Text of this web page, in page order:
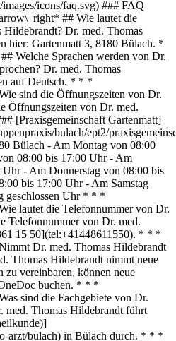
icons/faq.svg) ### FAQ
## Wie lautet die
Dr. med. Thomas
hier: Gartenmatt 3, 8180 Bülach. *
Welche Sprachen werden von Dr.
Dr. med. Thomas
auf Deutsch. * * *
sind die Öffnungszeiten von Dr.
Öffnungszeiten von Dr. med.
[Praxisgemeinschaft Gartenmatt]
bulach/ept2/
Bülach - Am Montag von 08:00
08:00 bis 17:00 Uhr - Am
- Am Donnerstag von 08:00 bis
bis 17:00 Uhr - Am Samstag
geschlossen Uhr * * *
lautet die Telefonnummer von Dr.
Telefonnummer von Dr. med.
15 50](tel:+41448611550). * * *
Dr. med. Thomas Hildebrandt
Thomas Hildebrandt nimmt neue
zu vereinbaren, können neue
buchen. * * *
sind die Fachgebiete von Dr.
med. Thomas Hildebrandt führt
arzt/bulach) in Bülach durch. * * *